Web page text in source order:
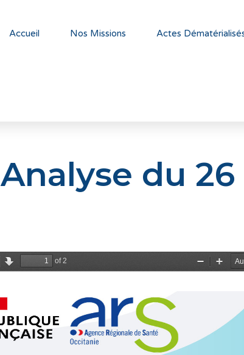
Accueil Nos Missions Actes
Analyse du